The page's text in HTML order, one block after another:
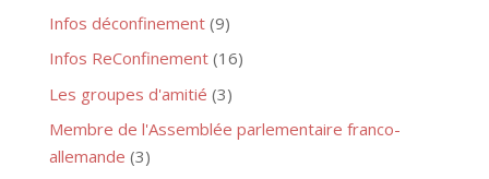
Infos déconfinement(9)
Infos ReConfinement(16)
Les groupes d'amitié (3)
Membre de l'Assemblée parlementaire franco-
allemande (3)